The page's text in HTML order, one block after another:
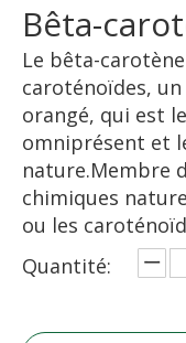
Bêta-
Le bêta-
caroténoïdes,
orangé, qui est
omniprésent et
nature.Membre
chimiques
ou les
Quantité: